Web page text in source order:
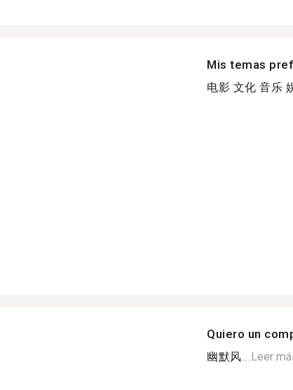
Mis temas
电影 文化 音乐
Quiero un
幽默风...Leer